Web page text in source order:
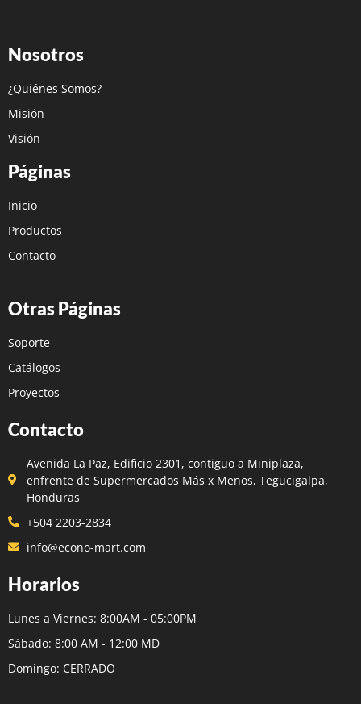
Nosotros
¿Quiénes Somos?
Misión
Visión
Páginas
Inicio
Productos
Contacto
Otras Páginas
Soporte
Catálogos
Proyectos
Contacto
Avenida La Paz, Edificio 2301, contiguo a Miniplaza,
enfrente de Supermercados Más x Menos, Tegucigalpa,
Honduras
+504 2203-2834
info@econo-mart.com
Horarios
Lunes a Viernes: 8:00AM - 05:00PM
Sábado: 8:00 AM - 12:00 MD
Domingo: CERRADO